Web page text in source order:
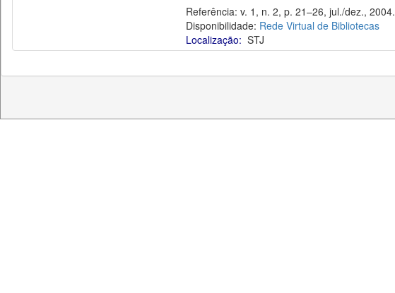
Referência: v. 1, n. 2, p. 21–26, jul./dez., 2004.
Disponibilidade: Rede Virtual de Bibliotecas
Localização: STJ